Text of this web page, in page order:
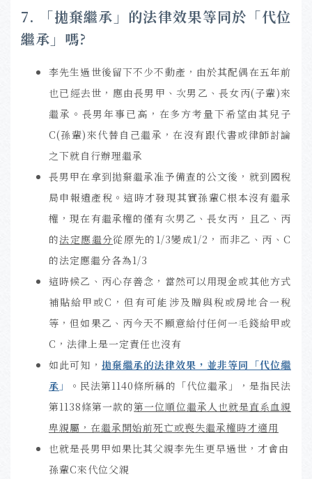
7. 「拋棄繼承」的法律效果等同於「代位
繼承」嗎?
李先生過世後留下不少不動產，由於其配偶在五年前
也已經去世，應由長男甲、次男乙、長女丙(子輩)來
繼承。長男年事已高，在多方考量下希望由其兒子
C(孫輩)來代替自己繼承，在沒有跟代書或律師討論
之下就自行辦理繼承
長男甲在拿到拋棄繼承准予備查的公文後，就到國稅
局申報遺產稅。這時才發現其實孫輩C根本沒有繼承
權，現在有繼承權的僅有次男乙、長女丙，且乙、丙
的法定應繼分從原先的1/3變成1/2，而非乙、丙、C
的法定應繼分各為1/3
這時候乙、丙心存善念，當然可以用現金或其他方式
補貼給甲或C，但有可能涉及贈與稅或房地合一稅
等，但如果乙、丙今天不願意給付任何一毛錢給甲或
C，法律上是一定責任也沒有
如此可知， 拋棄繼承的法律效果，並非等同「代位繼
承 」
。民法第1140條所稱的「代位繼承」，是指民法
第1138條第一款的第一位順位繼承人也就是直系血親
卑親屬，在繼承開始前死亡或喪失繼承權時才適用
也就是長男甲如果比其父親李先生更早過世，才會由
孫輩C來代位父親